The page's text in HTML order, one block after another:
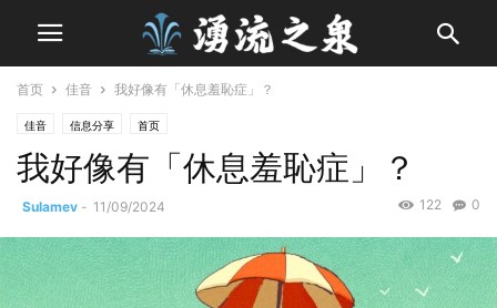
首页 佳音 我好像有「休息羞恥症」？
佳音 信息分享 首页
我好像有「休息羞恥症」？
Sulamev - 11/09/2024 0
122